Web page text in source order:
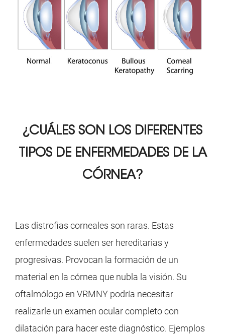
¿CUÁLES SON LOS DIFERENTES
TIPOS DE ENFERMEDADES DE LA
CÓRNEA?
Las distrofias corneales son raras. Estas
enfermedades suelen ser hereditarias y
progresivas. Provocan la formación de un
material en la córnea que nubla la visión. Su
oftalmólogo en VRMNY podría necesitar
realizarle un examen ocular completo con
dilatación para hacer este diagnóstico. Ejemplos